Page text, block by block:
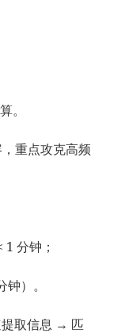
。
重点攻克高频
分钟；
）。
提取信息 → 匹